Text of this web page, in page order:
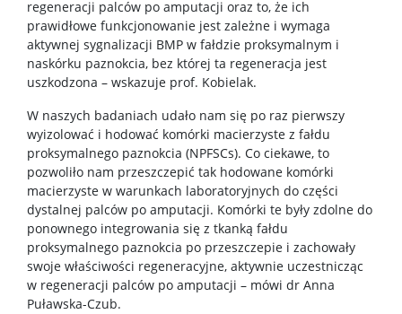
regeneracji palców po amputacji oraz to, że ich
prawidłowe funkcjonowanie jest zależne i wymaga
aktywnej sygnalizacji BMP w fałdzie proksymalnym i
naskórku paznokcia, bez której ta regeneracja jest
uszkodzona – wskazuje prof. Kobielak.
W naszych badaniach udało nam się po raz pierwszy
wyizolować i hodować komórki macierzyste z fałdu
proksymalnego paznokcia (NPFSCs). Co ciekawe, to
pozwoliło nam przeszczepić tak hodowane komórki
macierzyste w warunkach laboratoryjnych do części
dystalnej palców po amputacji. Komórki te były zdolne do
ponownego integrowania się z tkanką fałdu
proksymalnego paznokcia po przeszczepie i zachowały
swoje właściwości regeneracyjne, aktywnie uczestnicząc
w regeneracji palców po amputacji – mówi dr Anna
Puławska-Czub.